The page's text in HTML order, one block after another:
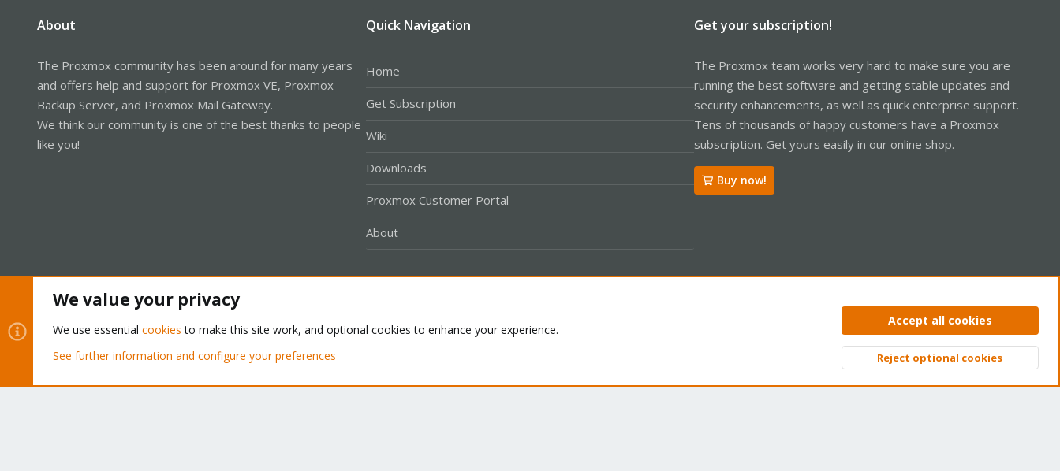
About
The Proxmox community has been around for many years
and offers help and support for Proxmox VE, Proxmox
Backup Server, and Proxmox Mail Gateway.
We think our community is one of the best thanks to people
like you!
Quick Navigation
Home
Get Subscription
Wiki
Downloads
Proxmox Customer Portal
About
Get your subscription!
The Proxmox team works very hard to make sure you are
running the best software and getting stable updates and
security enhancements, as well as quick enterprise support.
Tens of thousands of happy customers have a Proxmox
subscription. Get yours easily in our online shop.
Buy now!
Privacy policy Help Home
Community platform by XenForo® © 2010-2026 XenForo Ltd. Top
We value your privacy
We use essential cookies to make this site work, and optional cookies to enhance your experience.
See further information and configure your preferences
Accept all cookies
Reject optional cookies